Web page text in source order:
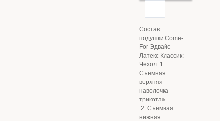
Состав
подушки Come-
For Эдвайс
Латекс Классик:
Чехол: 1.
Съёмная
верхняя
наволочка-
трикотаж
2. Съёмная
нижняя